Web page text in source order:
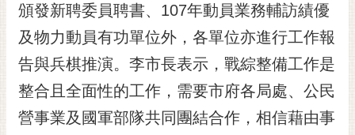
市民互動
黃
偉
哲
頒發新聘委員聘書、107年動員業務輔訪績優
及物力動員有功單位外，各單位亦進行工作報
告與兵棋推演。李市長表示，戰綜整備工作是
整合且全面性的工作，需要市府各局處、公民
營事業及國軍部隊共同團結合作，相信藉由事